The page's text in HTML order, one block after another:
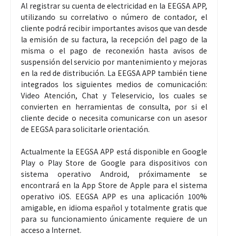
Al registrar su cuenta de electricidad en la EEGSA APP,
utilizando su correlativo o número de contador, el
cliente podrá recibir importantes avisos que van desde
la emisión de su factura, la recepción del pago de la
misma o el pago de reconexión hasta avisos de
suspensión del servicio por mantenimiento y mejoras
en la red de distribución. La EEGSA APP también tiene
integrados los siguientes medios de comunicación:
Video Atención, Chat y Teleservicio, los cuales se
convierten en herramientas de consulta, por si el
cliente decide o necesita comunicarse con un asesor
de EEGSA para solicitarle orientación.
Actualmente la EEGSA APP está disponible en Google
Play o Play Store de Google para dispositivos con
sistema operativo Android, próximamente se
encontrará en la App Store de Apple para el sistema
operativo iOS. EEGSA APP es una aplicación 100%
amigable, en idioma español y totalmente gratis que
para su funcionamiento únicamente requiere de un
acceso a Internet.